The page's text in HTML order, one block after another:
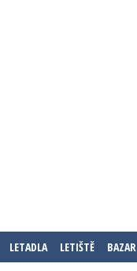
LETADLA LETIŠTĚ BAZAR